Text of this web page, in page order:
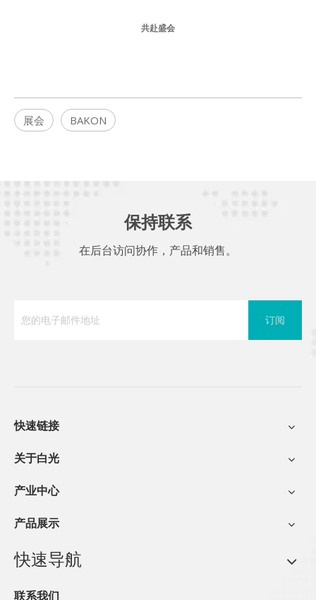
共赴盛会
展会 BAKON
保持联系
在后台访问协作，产品和销售。
订阅
快速链接
关于白光
产业中心
产品展示
快速导航
联系我们